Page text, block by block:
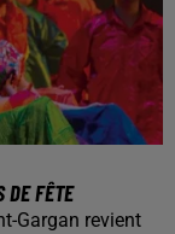
DE FÊTE
Gargan revient